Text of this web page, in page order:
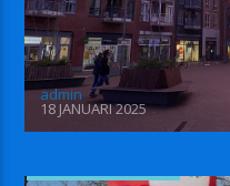
admin
18 JANUARI 2025